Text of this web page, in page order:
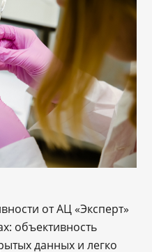
от АЦ «Эксперт»
объективность
данных и легко